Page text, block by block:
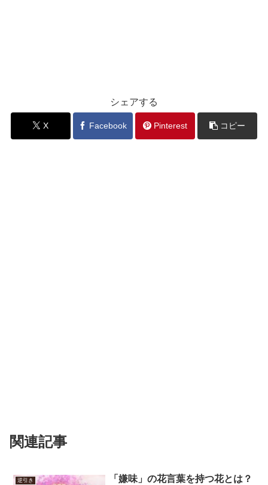
シェアする
X Facebook Pinterest コピー
関連記事
逆引き 「嫌味」の花言葉を持つ花とは？